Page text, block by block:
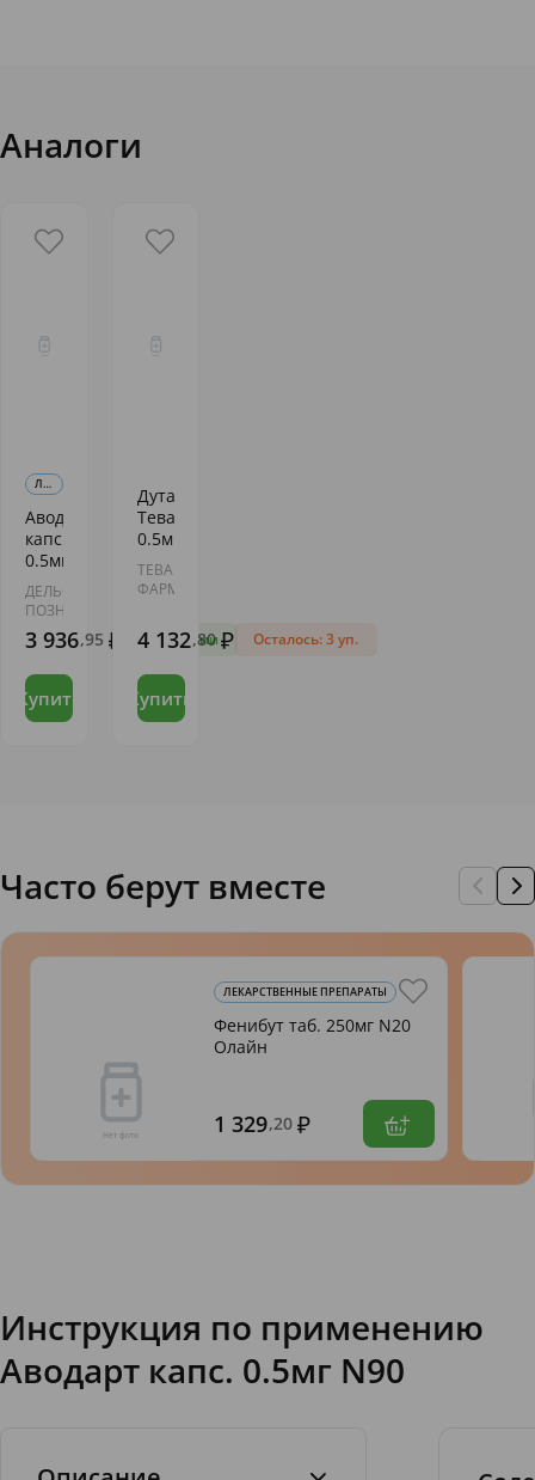
Аналоги
ЛЕКАРСТВЕННЫЕ ПРЕПАРАТЫ
Аводарт
капс.
0.5мг
N30
ДЕЛЬФАРМ
ПОЗНАНЬ
3 936,95 В наличии
Купить
Дутастерид-
Тева капс.
0.5мг N90
ТЕВА
ФАРМАСЬЮТИКАЛ
4 132,80 Осталось: 3 уп.
Купить
Часто берут вместе
ЛЕКАРСТВЕННЫЕ ПРЕПАРАТЫ
Фенибут таб. 250мг N20
Олайн
1 329,20
Инструкция по применению
Аводарт капс. 0.5мг N90